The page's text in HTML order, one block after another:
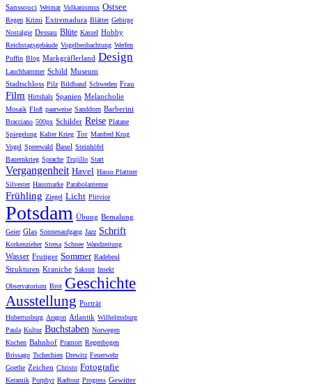
Sanssouci Weimar Vulkanismus Ostsee
Regen Krimi Extremadura Blätter Gebirge
Nostalgie Dessau Blüte Kassel Hobby
Reichstagsgebäude Vogelbeobachtung Werfen
Puffin Blog Markgräflerland Design
Lauchhammer Schild Museum
Stadtschloss Pilz Bildband Schweden Frau
Film Hirtshals Spanien Melancholie
Mosaik Floß paarweise Sanddorn Barberini
Bracciano 500px Schilder Reise Platane
Spiegelung Kalter Krieg Tor Manfred Krug
Vogel Spreewald Basel Steinhöfel
Bauernkrieg Sprache Trujillo Start
Vergangenheit Havel Hasso Plattner
Silvester Hausmarke Parabolantenne
Frühling Ziegel Licht Plitvice
Potsdam Übung Bemalung
Geier Glas Sonnenaufgang Jazz Schrift
Korkenzieher Stresa Schnee Wandzeitung
Wasser Frutiger Sommer Radebeul
Strukturen Kraniche Saksun Insekt
Observatorium Brot Geschichte
Ausstellung Porträt
Hubertusburg Aragon Atlantik Wilhelmsburg
Paula Kultur Buchstaben Norwegen
Kuchen Bahnhof Pramort Regenbogen
Brissago Tschechien Drewitz Feuerwehr
Goethe Zeichen Christo Fotografie
Keramik Porphyr Radtour Progress Gewitter